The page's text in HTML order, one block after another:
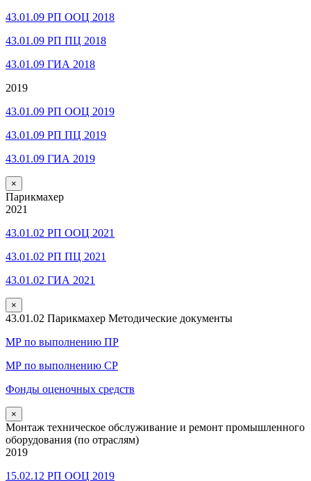
43.01.09 РП ООЦ 2018
43.01.09 РП ПЦ 2018
43.01.09 ГИА 2018
2019
43.01.09 РП ООЦ 2019
43.01.09 РП ПЦ 2019
43.01.09 ГИА 2019
×
Парикмахер
2021
43.01.02 РП ООЦ 2021
43.01.02 РП ПЦ 2021
43.01.02 ГИА 2021
×
43.01.02 Парикмахер Методические документы
МР по выполнению ПР
МР по выполнению СР
Фонды оценочных средств
×
Монтаж техническое обслуживание и ремонт промышленного
оборудования (по отраслям)
2019
15.02.12 РП ООЦ 2019